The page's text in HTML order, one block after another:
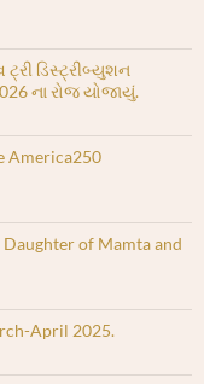
ટ્રી ડિસ્ટ્રીબ્યુશન
ના રોજ યોજાયું.
America250
Daughter of Mamta and
April 2025.